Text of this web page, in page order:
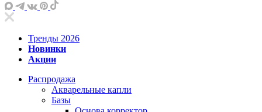
Тренды 2026
Новинки
Акции
Распродажа
Акварельные капли
Базы